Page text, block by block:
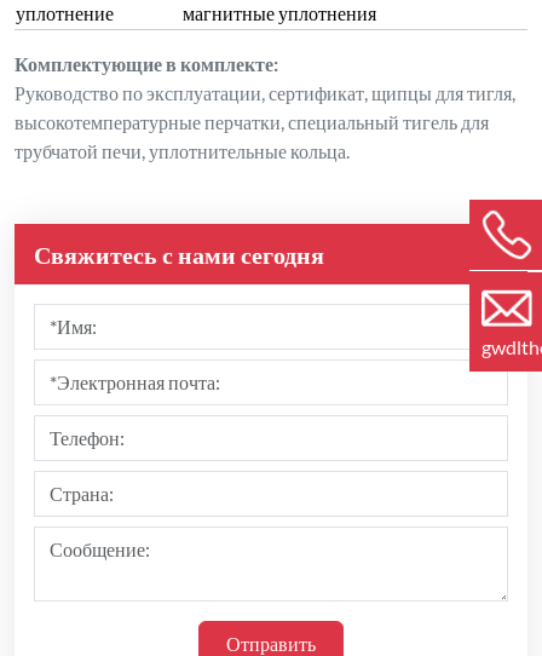
уплотнение
магнитные уплотнения
Комплектующие в комплекте:
Руководство по эксплуатации, сертификат, щипцы для тигля,
высокотемпературные перчатки, специальный тигель для
трубчатой печи, уплотнительные кольца.
Свяжитесь с нами сегодня
Отправить